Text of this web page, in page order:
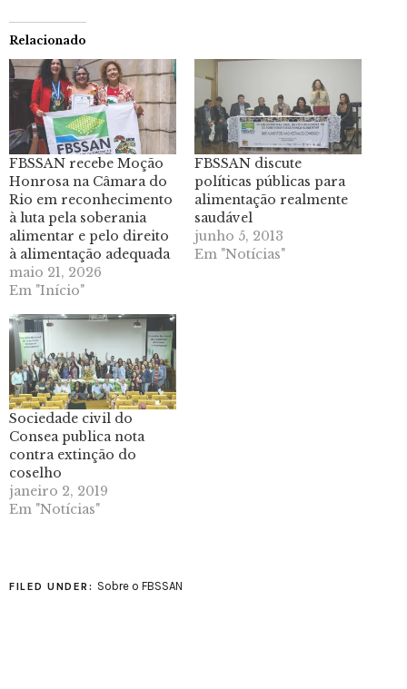
Relacionado
FBSSAN recebe Moção
Honrosa na Câmara do
Rio em reconhecimento
à luta pela soberania
alimentar e pelo direito
à alimentação adequada
maio 21, 2026
Em "Início"
FBSSAN discute
políticas públicas para
alimentação realmente
saudável
junho 5, 2013
Em "Notícias"
Sociedade civil do
Consea publica nota
contra extinção do
coselho
janeiro 2, 2019
Em "Notícias"
FILED UNDER: Sobre o FBSSAN